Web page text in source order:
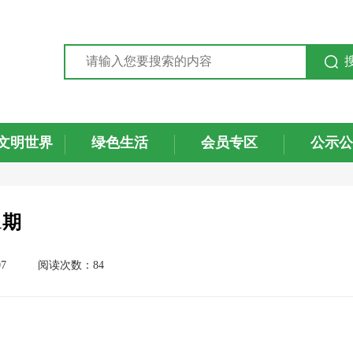
明世界 绿色生活 会员专区 公示
阅读次数：84